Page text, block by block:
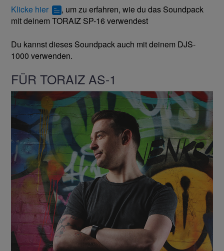
Klicke hier
, um zu erfahren, wie du das Soundpack
mit deinem TORAIZ SP-16 verwendest
Du kannst dieses Soundpack auch mit deinem DJS-
1000 verwenden.
FÜR TORAIZ AS-1